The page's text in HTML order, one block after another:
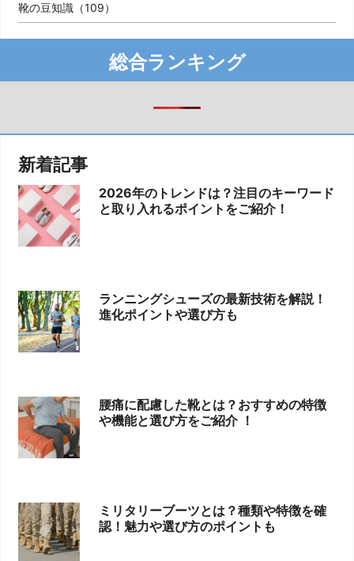
総合ランキング
新着記事
2026年のトレンドは？注目のキーワード
と取り入れるポイントをご紹介！
ランニングシューズの最新技術を解説！
進化ポイントや選び方も
腰痛に配慮した靴とは？おすすめの特徴
や機能と選び方をご紹介 ！
ミリタリーブーツとは？種類や特徴を確
認！魅力や選び方のポイントも
靴の豆知識（109）